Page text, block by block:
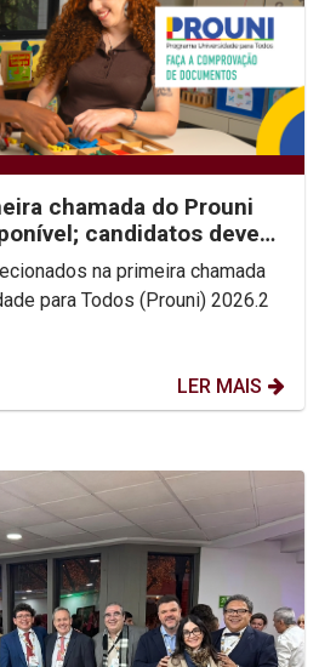
chamada do Prouni
candidatos devem
na primeira chamada
para Todos (Prouni) 2026.2
LER MAIS